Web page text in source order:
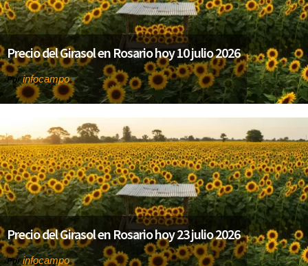
Precio del Girasol en Rosario hoy 10 julio 2026
Porinfocampo
Precio del Girasol en Rosario hoy 23 julio 2026
Porinfocampo